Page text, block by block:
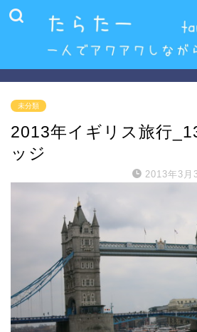
未分類
2013年イギリス旅行
ッジ
2013年3月